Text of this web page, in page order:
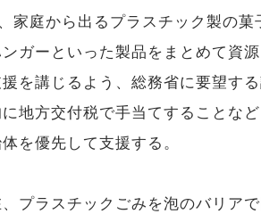
家庭から出るプラスチック製の
ガーといった製品をまとめて資
を講じるよう、総務省に要望す
地方交付税で手当てすることな
を優先して支援する。
プラスチックごみを泡のバリア